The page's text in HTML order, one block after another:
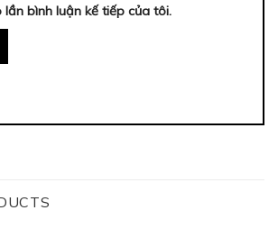
bình luận kế tiếp của tôi.